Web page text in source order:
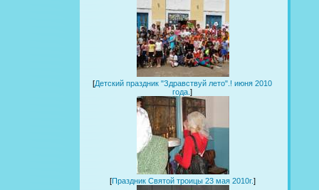
[Детский праздник "Здравствуй лето".! июня 2010
года.]
[Праздник Святой троицы 23 мая 2010г.]